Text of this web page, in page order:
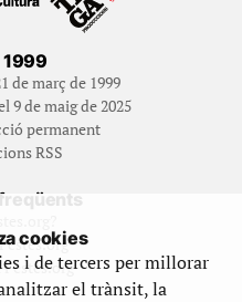
1999
de març de 1999
9 de maig de 2025
permanent
RSS
cookies
i de tercers per millorar
el trànsit, la